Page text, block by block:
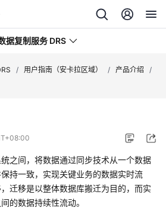
据复制服务 DRS
/ 用户指南（安卡拉区域） / 产品介绍
/
之间，将数据通过同步技术从一个数据
持一致，实现关键业务的数据实时流
迁移是以整体数据库搬迁为目的，而实
的数据持续性流动。